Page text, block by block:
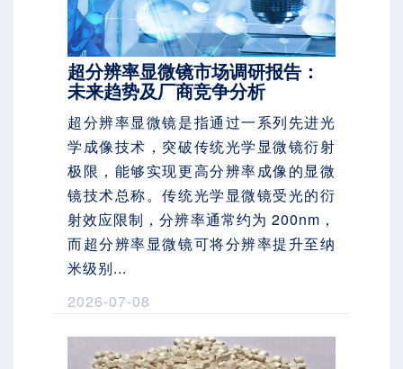
超分辨率显微镜市场调研报告：
未来趋势及厂商竞争分析
超分辨率显微镜是指通过一系列先进光
学成像技术，突破传统光学显微镜衍射
极限，能够实现更高分辨率成像的显微
镜技术总称。传统光学显微镜受光的衍
射效应限制，分辨率通常约为 200nm，
而超分辨率显微镜可将分辨率提升至纳
米级别...
2026-07-08